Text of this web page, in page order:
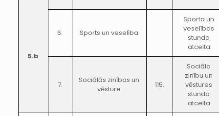
5.b
6. Sports un veselība
Sporta un
veselības
stunda
atcelta
7.
Sociālās zinības un
vēsture
115.
Sociālo
zinību un
vēstures
stunda
atcelta